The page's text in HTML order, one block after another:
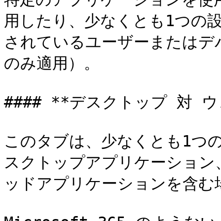
用したり、少なくとも1つの
されているユーザーまたは
のみ適用）。
#### **デスクトップ 対
このタブは、少なくとも1つ
スクトップアプリケーショ
ッドアプリケーションを含